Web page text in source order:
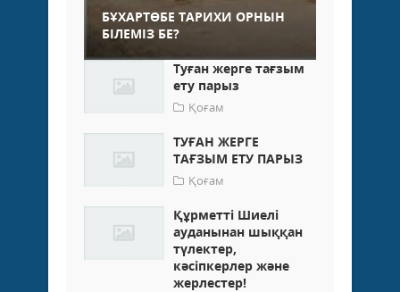
БҰХАРТӨБЕ ТАРИХИ ОРНЫН
БІЛЕМІЗ БЕ?
Туған жерге тағзым
ету парыз
Қоғам
ТУҒАН ЖЕРГЕ
ТАҒЗЫМ ЕТУ ПАРЫЗ
Қоғам
Құрметті Шиелі
ауданынан шыққан
түлектер,
кәсіпкерлер және
жерлестер!